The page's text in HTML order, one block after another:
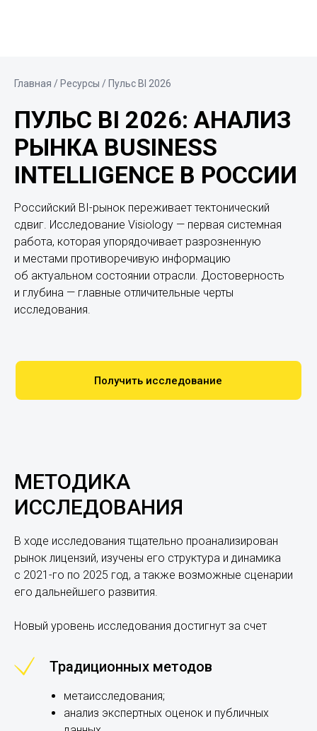
Главная / Ресурсы / Пульс BI 2026
ПУЛЬС BI 2026: АНАЛИЗ
РЫНКА BUSINESS
INTELLIGENCE В РОССИИ
Российский BI-рынок переживает тектонический
сдвиг. Исследование Visiology — первая системная
работа, которая упорядочивает разрозненную
и местами противоречивую информацию
об актуальном состоянии отрасли. Достоверность
и глубина — главные отличительные черты
исследования.
Получить исследование
МЕТОДИКА
ИССЛЕДОВАНИЯ
В ходе исследования тщательно проанализирован
рынок лицензий, изучены его структура и динамика
с 2021-го по 2025 год, а также возможные сценарии
его дальнейшего развития.
Новый уровень исследования достигнут за счет
Традиционных методов
метаисследования;
анализ экспертных оценок и публичных